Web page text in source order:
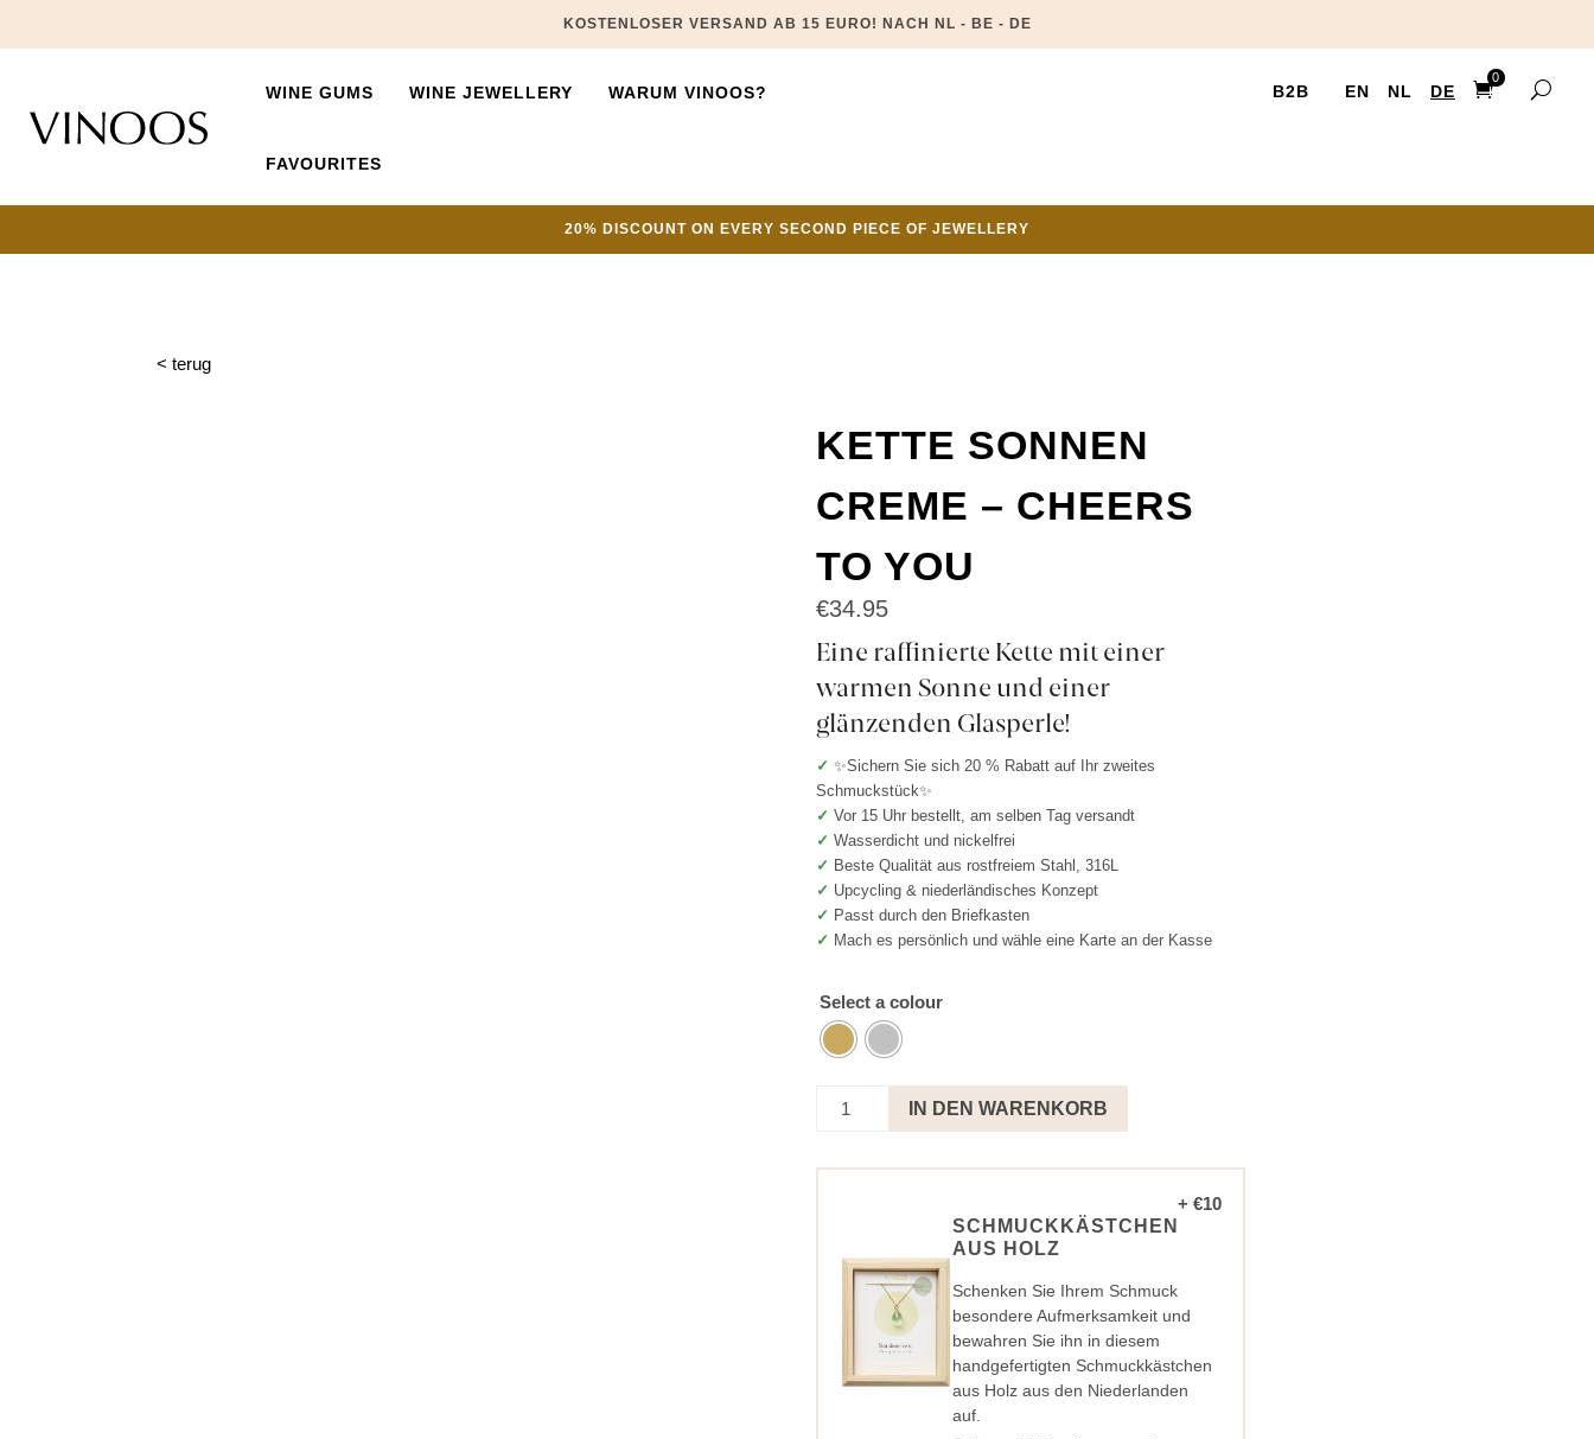
KOSTENLOSER VERSAND AB 15 EURO! NACH NL - BE - DE
WINE GUMS WINE JEWELLERY WARUM VINOOS?
FAVOURITES
B2B EN NL DE
0
Ite
20% DISCOUNT ON EVERY SECOND PIECE OF JEWELLERY
< terug
KETTE SONNEN
CREME – CHEERS
TO YOU
€34.95
Eine raffinierte Kette mit einer
warmen Sonne und einer
glänzenden Glasperle!
✓✨Sichern Sie sich 20 % Rabatt auf Ihr zweites
Schmuckstück✨
✓Vor 15 Uhr bestellt, am selben Tag versandt
✓Wasserdicht und nickelfrei
✓ Beste Qualität aus rostfreiem Stahl, 316L
✓ Upcycling & niederländisches Konzept
✓ Passt durch den Briefkasten
✓ Mach es persönlich und wähle eine Karte an der Kasse
Select a colour
Sonnen
-
Menge
IN DEN WARENKORB
SCHMUCKKÄSTCHEN
AUS HOLZ
+ €10
Schenken Sie Ihrem Schmuck
besondere Aufmerksamkeit und
bewahren Sie ihn in diesem
handgefertigten Schmuckkästchen
aus Holz aus den Niederlanden
auf.